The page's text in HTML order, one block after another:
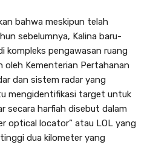
bahwa meskipun telah
sebelumnya, Kalina baru-
kompleks pengawasan ruang
oleh Kementerian Pertahanan
dan sistem radar yang
mengidentifikasi target untuk
secara harfiah disebut dalam
optical locator” atau LOL yang
dua kilometer yang